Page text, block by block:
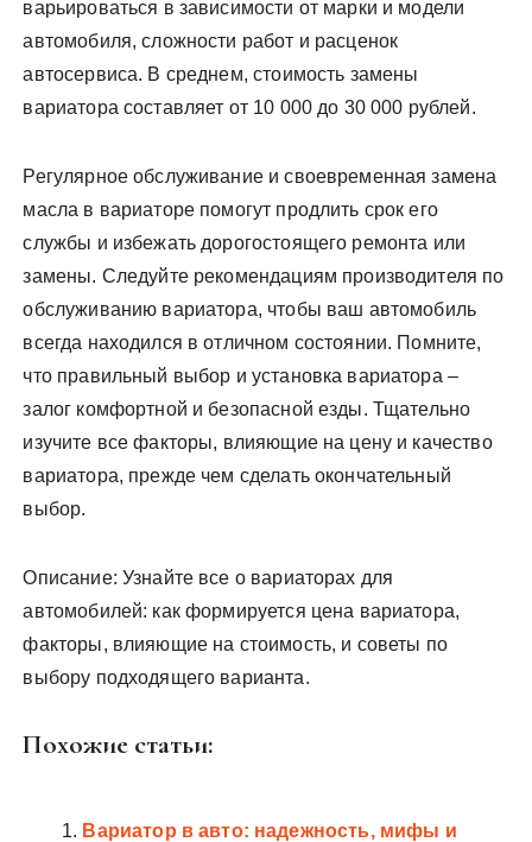
варьироваться в зависимости от марки и модели
автомобиля, сложности работ и расценок
автосервиса. В среднем, стоимость замены
вариатора составляет от 10 000 до 30 000 рублей.
Регулярное обслуживание и своевременная замена
масла в вариаторе помогут продлить срок его
службы и избежать дорогостоящего ремонта или
замены. Следуйте рекомендациям производителя по
обслуживанию вариатора, чтобы ваш автомобиль
всегда находился в отличном состоянии. Помните,
что правильный выбор и установка вариатора –
залог комфортной и безопасной езды. Тщательно
изучите все факторы, влияющие на цену и качество
вариатора, прежде чем сделать окончательный
выбор.
Описание: Узнайте все о вариаторах для
автомобилей: как формируется цена вариатора,
факторы, влияющие на стоимость, и советы по
выбору подходящего варианта.
Похожие статьи:
Вариатор в авто: надежность, мифы и